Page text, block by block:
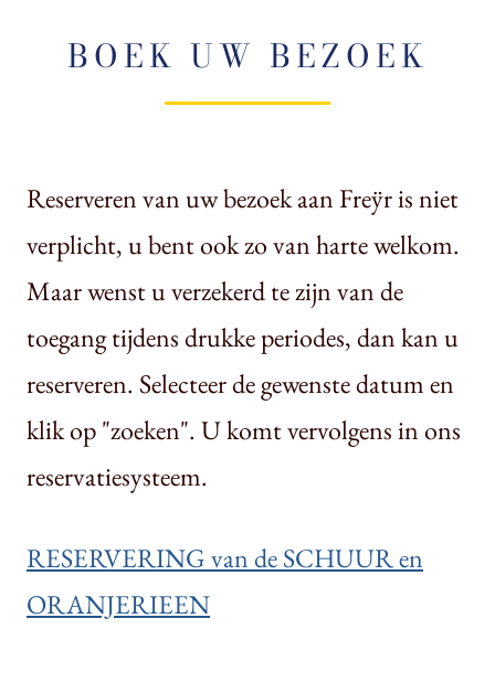
BOEK UW BEZOEK
Reserveren van uw bezoek aan Freÿr is niet
verplicht, u bent ook zo van harte welkom.
Maar wenst u verzekerd te zijn van de
toegang tijdens drukke periodes, dan kan u
reserveren. Selecteer de gewenste datum en
klik op "zoeken". U komt vervolgens in ons
reservatiesysteem.
RESERVERING van de SCHUUR en
ORANJERIEEN